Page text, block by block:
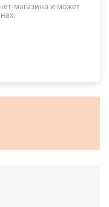
магазина и может